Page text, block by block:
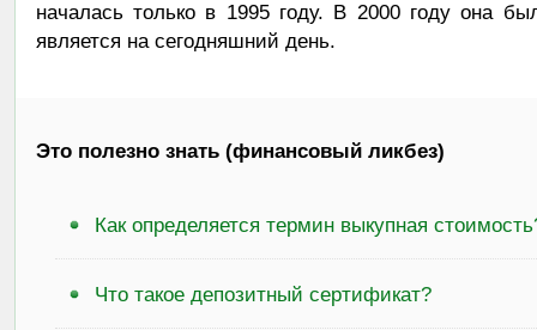
началась только в 1995 году. В 2000 году она
является на сегодняшний день.
Это полезно знать (финансовый ликбез)
Как определяется термин выкупная
Что такое депозитный сертификат?